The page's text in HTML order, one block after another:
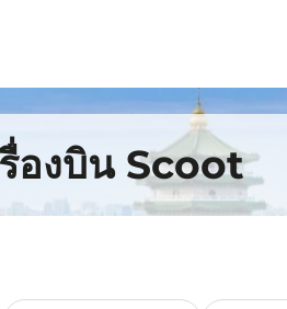
องบิน Scoot